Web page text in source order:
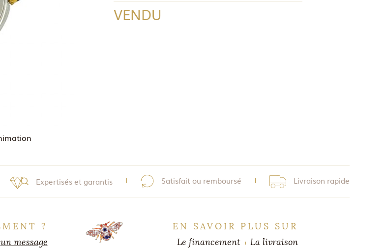
VENDU
Expertisés et garantis Satisfait ou remboursé Livraison rapide
?
un message
EN SAVOIR PLUS SUR
Le financement
La livraison